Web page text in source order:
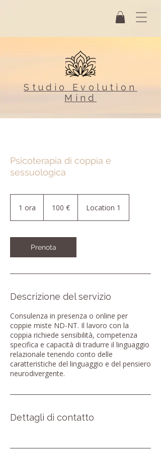
Studio Evolution
Mind
Psicoterapia di coppia e
sessuologica
1 ora 100 € Location 1
Prenota
Descrizione del servizio
Consulenza in presenza o online per
coppie miste ND-NT. Il lavoro con la
coppia richiede sensibilità, competenza
specifica e capacità di tradurre il linguaggio
relazionale tenendo conto delle
caratteristiche del linguaggio e del pensiero
neurodivergente.
Dettagli di contatto